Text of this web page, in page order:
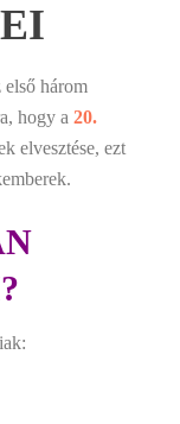
első három
hogy a 20.
elvesztése, ezt